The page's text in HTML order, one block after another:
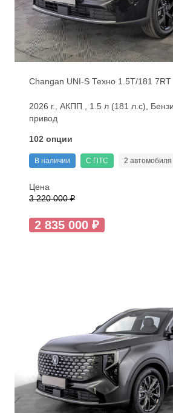
Changan UNI-S Техно 1.5T/181
2026 г., АКПП , 1.5 л (181 л.с),
привод
102 опции
В наличии С ПТС 2 автомобиля
Цена
3 220 000 ₽
2 835 000 ₽